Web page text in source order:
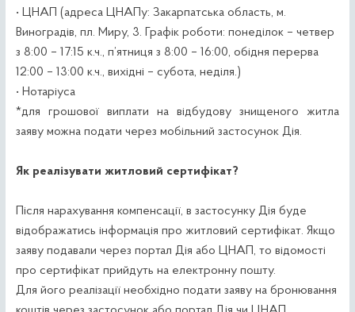
• ЦНАП (адреса ЦНАПу: Закарпатська область, м.
Виноградів, пл. Миру, 3. Графік роботи: понеділок – четвер
з 8:00 – 17:15 к.ч., п’ятниця з 8:00 – 16:00, обідня перерва
12:00 – 13:00 к.ч., вихідні – субота, неділя.)
• Нотаріуса
*для грошової виплати на відбудову знищеного житла
заяву можна подати через мобільний застосунок Дія.
Як реалізувати житловий сертифікат?
Після нарахування компенсації, в застосунку Дія буде
відображатись інформація про житловий сертифікат. Якщо
заяву подавали через портал Дія або ЦНАП, то відомості
про сертифікат прийдуть на електронну пошту.
Для його реалізації необхідно подати заяву на бронювання